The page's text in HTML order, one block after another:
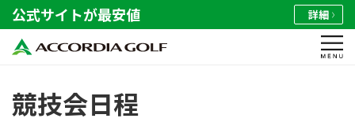
公式サイトが最安値 詳細
競技会日程